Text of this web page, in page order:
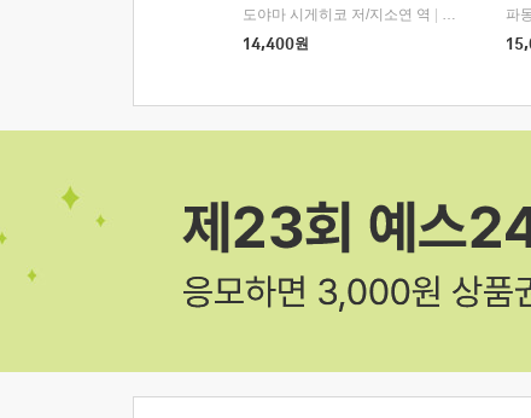
도야마 시게히코 저/지소연 역
알에이치코
14,400원
파